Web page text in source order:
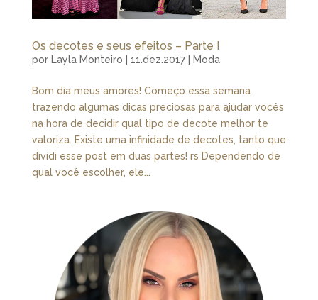
Os decotes e seus efeitos – Parte I
por Layla Monteiro 11.dez.2017| Moda
Bom dia meus amores! Começo essa semana
trazendo algumas dicas preciosas para ajudar vocês
na hora de decidir qual tipo de decote melhor te
valoriza. Existe uma infinidade de decotes, tanto que
dividi esse post em duas partes! rs Dependendo de
qual você escolher, ele...